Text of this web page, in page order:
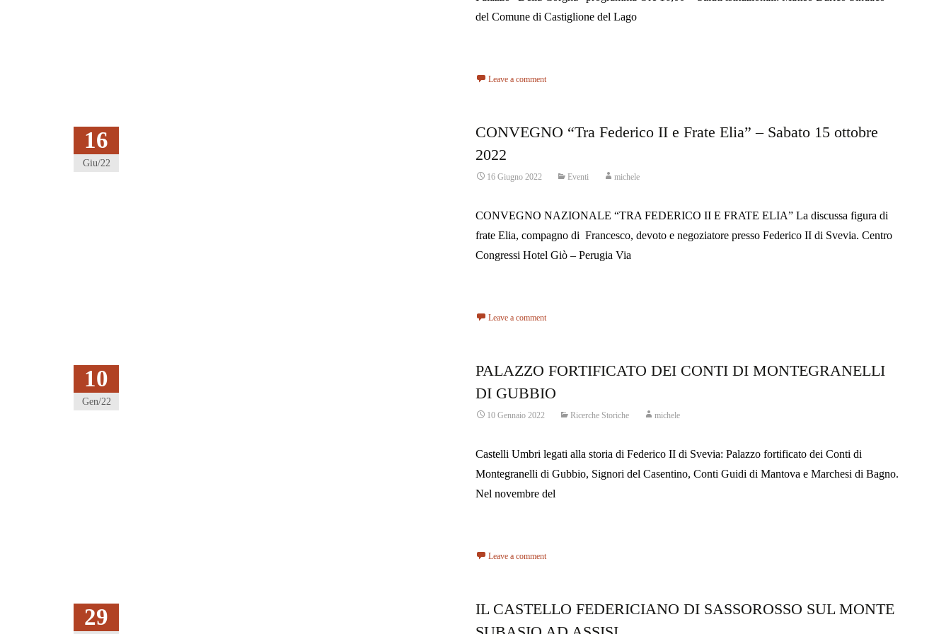
del Comune di Castiglione del Lago
Leave a comment
16
Giu/22
CONVEGNO “Tra Federico II e Frate Elia” – Sabato 15 ottobre
2022
16 Giugno 2022 Eventi michele
CONVEGNO NAZIONALE “TRA FEDERICO II E FRATE ELIA” La discussa figura di
frate Elia, compagno di Francesco, devoto e negoziatore presso Federico II di Svevia. Centro
Congressi Hotel Giò – Perugia Via
Leave a comment
10
Gen/22
PALAZZO FORTIFICATO DEI CONTI DI MONTEGRANELLI
DI GUBBIO
10 Gennaio 2022 Ricerche Storiche michele
Castelli Umbri legati alla storia di Federico II di Svevia: Palazzo fortificato dei Conti di
Montegranelli di Gubbio, Signori del Casentino, Conti Guidi di Mantova e Marchesi di Bagno.
Nel novembre del
Leave a comment
29
IL CASTELLO FEDERICIANO DI SASSOROSSO SUL MONTE